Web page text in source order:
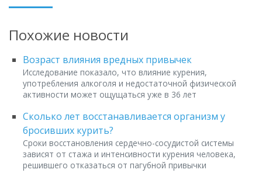
Похожие новости
Возраст влияния вредных привычек
Исследование показало, что влияние курения,
употребления алкоголя и недостаточной физической
активности может ощущаться уже в 36 лет
Сколько лет восстанавливается организм у
бросивших курить?
Сроки восстановления сердечно-сосудистой системы
зависят от стажа и интенсивности курения человека,
решившего отказаться от пагубной привычки